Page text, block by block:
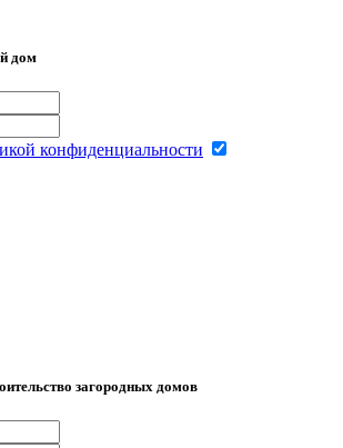
дом
конфиденциальности
загородных домов